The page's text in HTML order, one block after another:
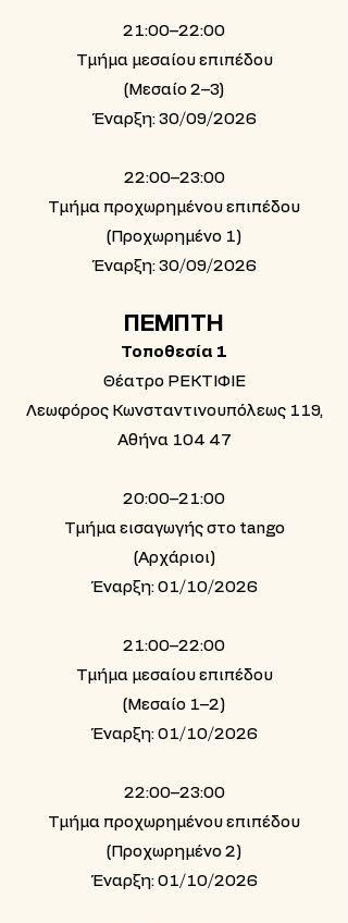
21:00–22:00
Τμήμα μεσαίου επιπέδου
(Μεσαίο 2–3)
Έναρξη: 30/09/2026
22:00–23:00
Τμήμα προχωρημένου επιπέδου
(Προχωρημένο 1)
Έναρξη: 30/09/2026
ΠΕΜΠΤΗ
Τοποθεσία 1
Θέατρο ΡΕΚΤΙΦΙΕ
Λεωφόρος Κωνσταντινουπόλεως 119,
Αθήνα 104 47
20:00–21:00
Τμήμα εισαγωγής στο tango
(Αρχάριοι)
Έναρξη: 01/10/2026
21:00–22:00
Τμήμα μεσαίου επιπέδου
(Μεσαίο 1–2)
Έναρξη: 01/10/2026
22:00–23:00
Τμήμα προχωρημένου επιπέδου
(Προχωρημένο 2)
Έναρξη: 01/10/2026